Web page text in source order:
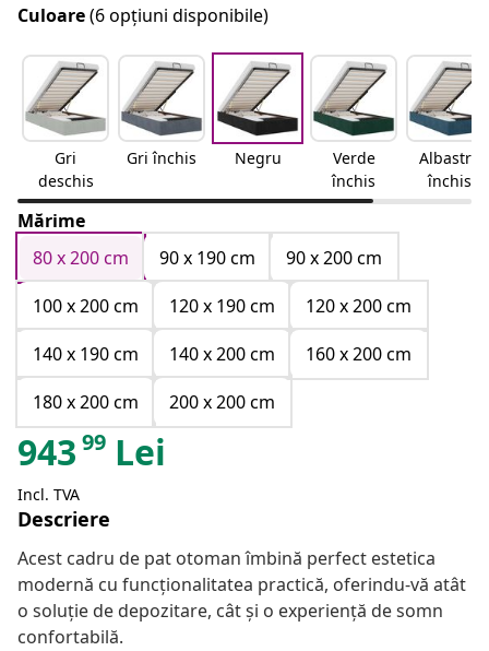
Culoare(6 opțiuni disponibile)
Gri
deschis
Gri închis Negru
Verde
închis
Albastru
închis
Mărime
80 x 200 cm
90 x 190 cm
90 x 200 cm
100 x 200 cm
120 x 190 cm
120 x 200 cm
140 x 190 cm
140 x 200 cm
160 x 200 cm
180 x 200 cm
200 x 200 cm
943 99 Lei
Incl. TVA
Descriere
Acest cadru de pat otoman îmbină perfect estetica
modernă cu funcționalitatea practică, oferindu-vă atât
o soluție de depozitare, cât și o experiență de somn
confortabilă.